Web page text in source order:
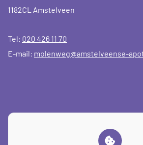
1182CL Amstelveen
Tel: 020 426 11 70
E-mail: molenweg@amstelveense-